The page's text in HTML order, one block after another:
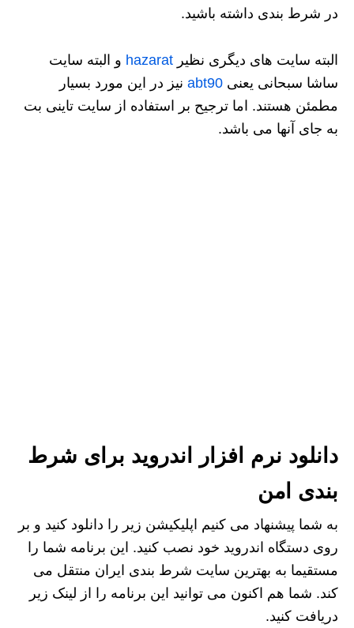
در شرط بندی داشته باشید.
البته سایت های دیگری نظیر hazarat و البته سایت
ساشا سبحانی یعنی abt90 نیز در این مورد بسیار
مطمئن هستند. اما ترجیح بر استفاده از سایت تاینی بت
به جای آنها می باشد.
دانلود نرم افزار اندروید برای شرط
بندی امن
به شما پیشنهاد می کنیم اپلیکیشن زیر را دانلود کنید و بر
روی دستگاه اندروید خود نصب کنید. این برنامه شما را
مستقیما به بهترین سایت شرط بندی ایران منتقل می
کند. شما هم اکنون می توانید این برنامه را از لینک زیر
دریافت کنید.